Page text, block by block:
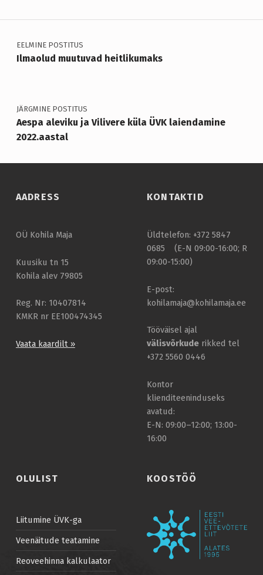
I
E
A
T
D
Navigeerimine
EELMINE POSTITUS
Ilmaolud muutuvad heitlikumaks
JÄRGMINE POSTITUS
Aespa aleviku ja Vilivere küla ÜVK laiendamine
2022.aastal
AADRESS
OÜ Kohila Maja
Kuusiku tn 15
Kohila alev 79805
Reg. Nr: 10407814
KMKR nr EE100474345
Vaata kaardilt »
KONTAKTID
Üldtelefon: +372 5847
0685 (E-N 09:00-16:00; R
09:00-15:00)
E-post:
kohilamaja@kohilamaja.ee
Tööväisel ajal
välisvõrkuderikked tel
+372 5560 0446
Kontor
klienditeeninduseks
avatud:
E-N: 09:00–12:00; 13:00-
16:00
OLULIST
Liitumine ÜVK-ga
Veenäitude teatamine
Reoveehinna kalkulaator
KOOSTÖÖ